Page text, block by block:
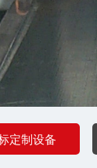
定制设备